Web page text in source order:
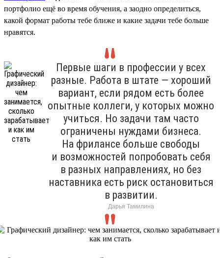
портфолио ещё во время обучения, а заодно определиться,
какой формат работы тебе ближе и какие задачи тебе больше
нравятся.
Первые шаги в профессии у всех
разные. Работа в штате — хороший
вариант, если рядом есть более
опытные коллеги, у которых можно
учиться. Но задачи там часто
ограничены нуждами бизнеса.
На фрилансе больше свободы
и возможностей попробовать себя
в разных направлениях, но без
наставника есть риск остановиться
в развитии.
Дарья Тамилина